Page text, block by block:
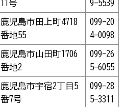
11号
9-5539
鹿児島市田上町4718
番地55
099-20
4-0098
鹿児島市山田町1706
番地2
099-26
5-6055
鹿児島市宇宿2丁目5
番7号
099-28
5-3311